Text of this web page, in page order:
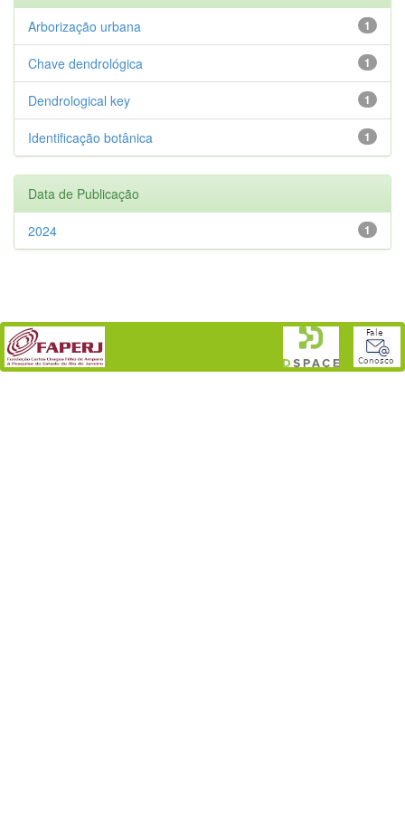
1
Arborização urbana
1
Chave dendrológica
1
Dendrological key
1
Identificação botânica
Data de Publicação
1
2024